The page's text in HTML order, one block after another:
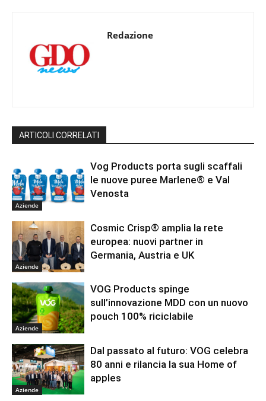
Redazione
ARTICOLI CORRELATI
Aziende
Vog Products porta sugli scaffali
le nuove puree Marlene® e Val
Venosta
Aziende
Cosmic Crisp® amplia la rete
europea: nuovi partner in
Germania, Austria e UK
Aziende
VOG Products spinge
sull’innovazione MDD con un nuovo
pouch 100% riciclabile
Aziende
Dal passato al futuro: VOG celebra
80 anni e rilancia la sua Home of
apples